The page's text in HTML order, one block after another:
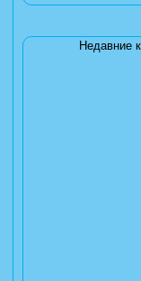
Недавние